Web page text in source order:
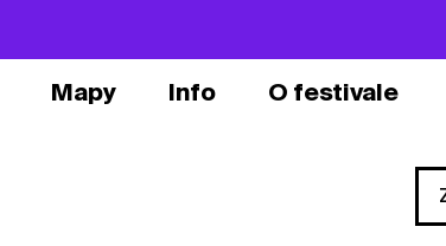
Mapy Info O festivale